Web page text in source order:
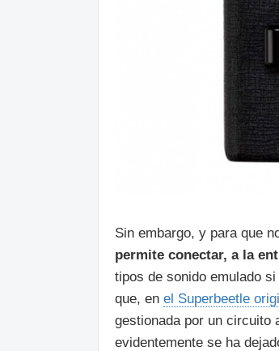
Sin embargo, y para que
permite conectar, a la
tipos de sonido emulado
que, en el Superbeetle
gestionada por un circuito
evidentemente se ha